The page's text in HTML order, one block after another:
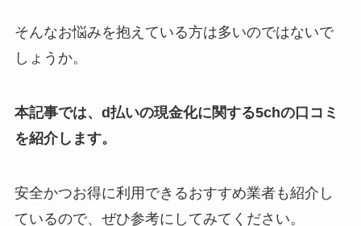
そんなお悩みを抱えている方は多いのではないで
しょうか。
本記事では、d払いの現金化に関する5chの口コミ
を紹介します。
安全かつお得に利用できるおすすめ業者も紹介し
ているので、ぜひ参考にしてみてください。